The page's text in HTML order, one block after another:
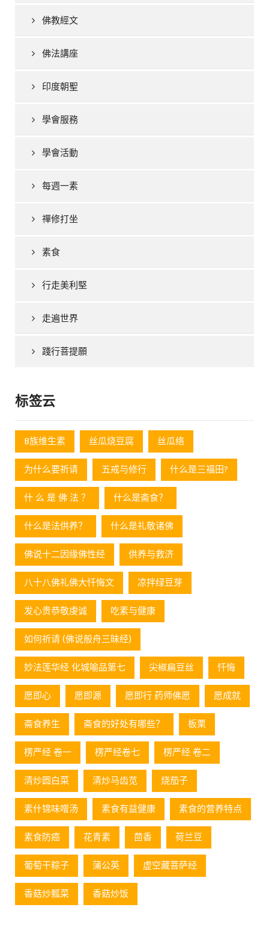
佛教經文
佛法講座
印度朝聖
學會服務
學會活動
每週一素
禪修打坐
素食
行走美利堅
走遍世界
踐行菩提願
标签云
B族维生素 丝瓜烧豆腐 丝瓜络
为什么要祈请 五戒与修行 什么是三福田?
什 么 是 佛 法 ？ 什么是斋食？
什么是法供养？ 什么是礼敬诸佛
佛说十二因缘佛性经 供养与救济
八十八佛礼佛大忏悔文 凉拌绿豆芽
发心贵恭敬虔诚 吃素与健康
如何祈请 (佛说般舟三昧经)
妙法莲华经 化城喻品第七 尖椒扁豆丝 忏悔
愿即心 愿即源 愿即行 药师佛愿 愿成就
斋食养生 斋食的好处有哪些？ 板栗
楞严经 卷一 楞严经卷七 楞严经 卷二
清炒圆白菜 清炒马齿苋 烧茄子
素什锦味噌汤 素食有益健康 素食的营养特点
素食防癌 花青素 茴香 荷兰豆
葡萄⼲粽⼦ 蒲公英 虚空藏菩萨经
香菇炒瓢菜 香菇炒饭